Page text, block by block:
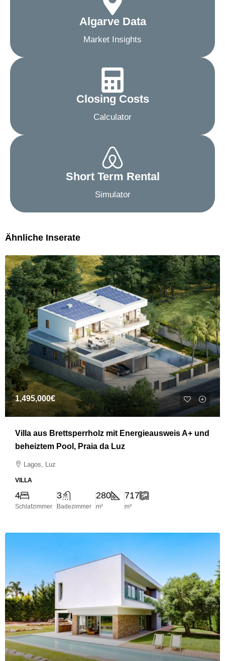
Algarve Data
Market Insights
Closing Costs
Calculator
Short Term Rental
Simulator
Ähnliche Inserate
1,495,000€
Villa aus Brettsperrholz mit Energieausweis A+ und
beheiztem Pool, Praia da Luz
Lagos, Luz
VILLA
4
Schlafzimmer
3
Badezimmer
280
m²
717
m²